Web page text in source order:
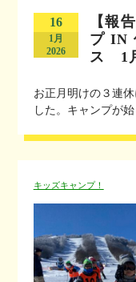
16
1月
2026
【報
プ IN
ス 1
お正月明けの３連
した。キャンプが
キッズキャンプ！